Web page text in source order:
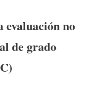
evaluación no
de grado